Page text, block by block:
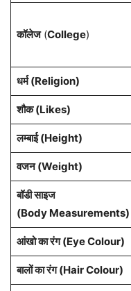
कॉलेज(College)
धर्म (Religion)
शौक (Likes)
लम्बाई (Height)
वजन (Weight)
बॉडी साइज
(Body Measurements)
आंखो का रंग (Eye Colour)
बालों का रंग (Hair Colour)